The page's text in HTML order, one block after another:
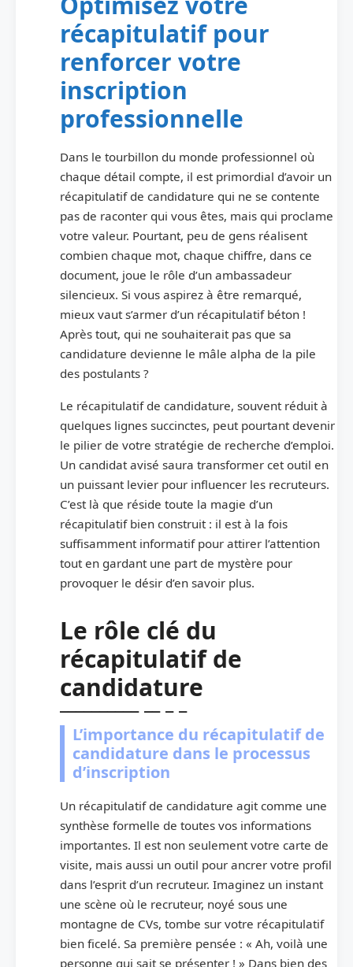
récapitulatif pour
renforcer votre
inscription
professionnelle
Dans le tourbillon du monde professionnel où
chaque détail compte, il est primordial d’avoir un
récapitulatif de candidature qui ne se contente
pas de raconter qui vous êtes, mais qui proclame
votre valeur. Pourtant, peu de gens réalisent
combien chaque mot, chaque chiffre, dans ce
document, joue le rôle d’un ambassadeur
silencieux. Si vous aspirez à être remarqué,
mieux vaut s’armer d’un récapitulatif béton !
Après tout, qui ne souhaiterait pas que sa
candidature devienne le mâle alpha de la pile
des postulants ?
Le récapitulatif de candidature, souvent réduit à
quelques lignes succinctes, peut pourtant devenir
le pilier de votre stratégie de recherche d’emploi.
Un candidat avisé saura transformer cet outil en
un puissant levier pour influencer les recruteurs.
C’est là que réside toute la magie d’un
récapitulatif bien construit : il est à la fois
suffisamment informatif pour attirer l’attention
tout en gardant une part de mystère pour
provoquer le désir d’en savoir plus.
Le rôle clé du
récapitulatif de
candidature
L’importance du récapitulatif de
candidature dans le processus
d’inscription
Un récapitulatif de candidature agit comme une
synthèse formelle de toutes vos informations
importantes. Il est non seulement votre carte de
visite, mais aussi un outil pour ancrer votre profil
dans l’esprit d’un recruteur. Imaginez un instant
une scène où le recruteur, noyé sous une
montagne de CVs, tombe sur votre récapitulatif
bien ficelé. Sa première pensée : « Ah, voilà une
personne qui sait se présenter ! » Dans bien des